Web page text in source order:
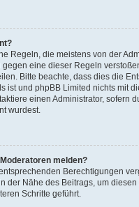
Regeln, die meistens von der
eine dieser Regeln
Bitte beachte, dass dies die
ist und phpBB Limited nichts mit
einen Administrator, sofern
wurdest.
melden?
Berechtigungen
der Nähe des Beitrags, um
Schritte geführt.